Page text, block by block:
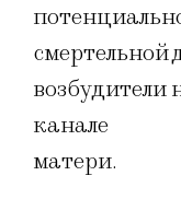
смертельной
возбудители
канале
матери.